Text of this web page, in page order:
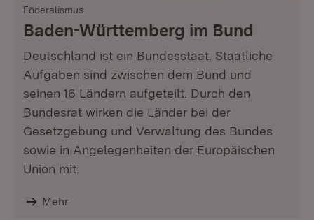
Föderalismus
Baden-Württemberg im Bund
Deutschland ist ein Bundesstaat. Staatliche
Aufgaben sind zwischen dem Bund und
seinen 16 Ländern aufgeteilt. Durch den
Bundesrat wirken die Länder bei der
Gesetzgebung und Verwaltung des Bundes
sowie in Angelegenheiten der Europäischen
Union mit.
Mehr